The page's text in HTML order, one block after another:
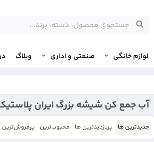
لوازم خانگی صنعتی و اداری وبلاگ
آب جمع کن شیشه بزرگ ایران
جدیدترین ها پربازدیدترین ها محبوب‌‌ترین پرفروش‌ترین